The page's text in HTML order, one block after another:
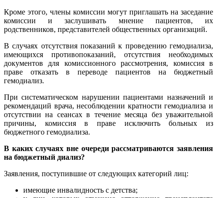
Кроме этого, члены комиссии могут приглашать на заседание
комиссии и заслушивать мнение пациентов, их
родственников, представителей общественных организаций.
В случаях отсутствия показаний к проведению гемодиализа,
имеющихся противопоказаний, отсутствия необходимых
документов для комиссионного рассмотрения, комиссия в
праве отказать в переводе пациентов на бюджетный
гемодиализ.
При систематическом нарушении пациентами назначений и
рекомендаций врача, несоблюдении кратности гемодиализа и
отсутствии на сеансах в течение месяца без уважительной
причины, комиссия в праве исключить больных из
бюджетного гемодиализа.
В каких случаях вне очереди рассматриваются заявления
на бюджетный диализ?
Заявления, поступившие от следующих категорий лиц:
имеющие инвалидность с детства;